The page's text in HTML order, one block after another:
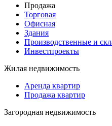
Продажа
Торговая
Офисная
Здания
Производственные и
Инвестпроекты
Жилая недвижимость
Аренда квартир
Продажа квартир
Загородная недвижимость